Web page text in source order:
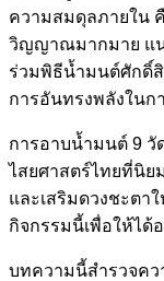
ความสมดุลภายใน
วิญญาณมากมาย แน
ร่วมพิธีน้ำมนต์ศักดิ์
การอันทรงพลังใน
การอาบน้ำมนต์ 9 วั
ไสยศาสตร์ไทยที่นิย
และเสริมดวงชะตา
กิจกรรมนี้เพื่อให้ได้
บทความนี้สำรวจค